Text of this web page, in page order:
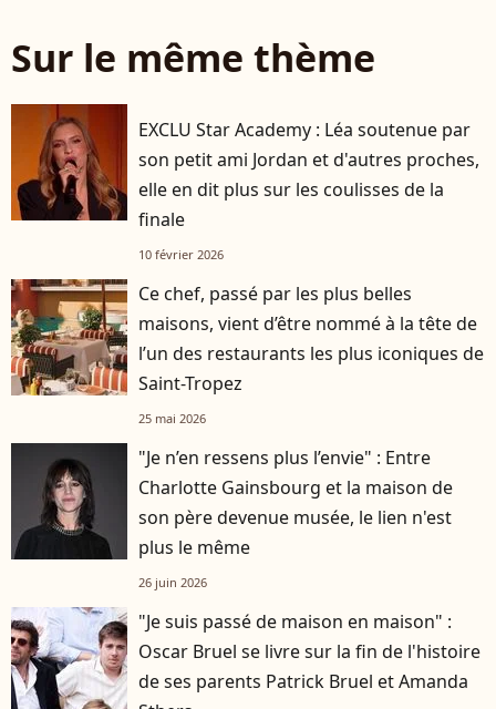
Sur le même thème
EXCLU Star Academy : Léa soutenue par
son petit ami Jordan et d'autres proches,
elle en dit plus sur les coulisses de la
finale
10 février 2026
Ce chef, passé par les plus belles
maisons, vient d’être nommé à la tête de
l’un des restaurants les plus iconiques de
Saint-Tropez
25 mai 2026
"Je n’en ressens plus l’envie" : Entre
Charlotte Gainsbourg et la maison de
son père devenue musée, le lien n'est
plus le même
26 juin 2026
"Je suis passé de maison en maison" :
Oscar Bruel se livre sur la fin de l'histoire
de ses parents Patrick Bruel et Amanda